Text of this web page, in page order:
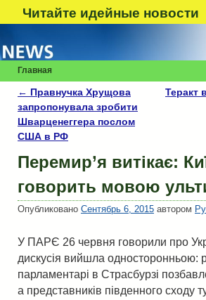
Читайте идейные новости
Главная
Навигация по записям
← Правнучка Хрущова
запропонувала зробити
Шварценеггера послом
США в РФ
Теракт
Перемир’я витікає:
говорить мовою
Опубликовано Сентябрь 6, 2015 автором
У ПАРЄ 26 червня говорили про
дискусія вийшла односторонньою:
парламентарі в Страсбурзі
а представників південного сходу